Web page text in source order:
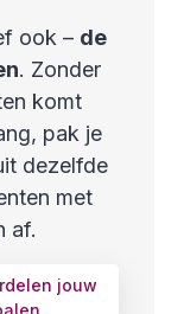
ook – de
. Zonder
komt
pak je
dezelfde
met
af.
jouw